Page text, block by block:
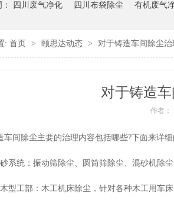
四川废气净化 四川布袋除尘 有机废气
: 首页 > 颐思达动态 > 对于铸造车间除尘
对于铸造
作者：
车间除尘主要的治理内容包括哪些?下面来详
系统：振动筛除尘、圆筒筛除尘、混砂机除
型工部：木工机床除尘，针对各种木工用车